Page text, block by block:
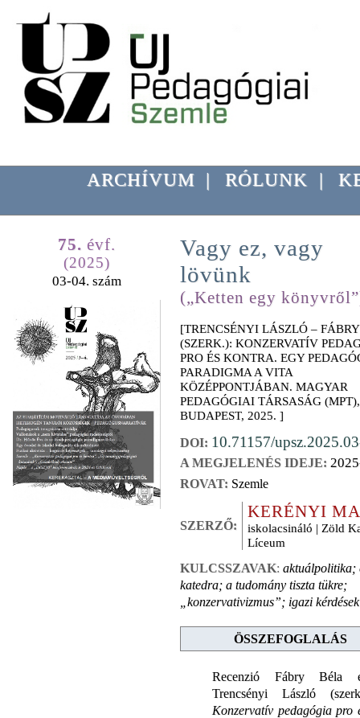
ARCHÍVUM | RÓLUNK |
75. évf.
(2025)
03-04. szám
Vagy ez, vagy
lövünk
(„Ketten egy
[TRENCSÉNYI LÁSZLÓ –
(SZERK.): KONZERVATÍV
PRO ÉS KONTRA. EGY
PARADIGMA A VITA
KÖZÉPPONTJÁBAN. MAGYAR
PEDAGÓGIAI TÁRSASÁG (MPT),
BUDAPEST, 2025. ]
DOI: 10.71157/
A MEGJELENÉS IDEJE:
ROVAT: Szemle
SZERZŐ:
KERÉNYI
iskolacsináló | Zöld
Líceum
KULCSSZAVAK: aktuálpolitika;
katedra; a tudomány tiszta tükre;
„konzervativizmus”; igazi kérdések
ÖSSZEFOGLALÁS
Recenzió Fábry Béla
Trencsényi László
Konzervatív pedagógia pro